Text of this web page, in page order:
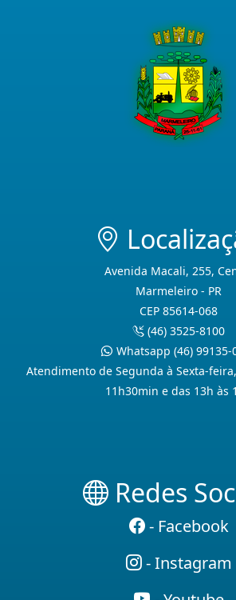
Avenida Macali, 255,
Marmeleiro - PR
CEP 85614-068
(46) 3525-8100
Whatsapp (46) 99135-
Atendimento de Segunda à Sexta-
11h30min e das 13h às
Redes
- Facebook
- Instagram